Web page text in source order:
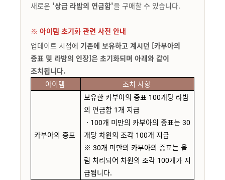
새로운 '상급 라밤의 연금함'을 구매할 수 있습니다.
※ 아이템 초기화 관련 사전 안내
업데이트 시점에 기존에 보유하고 계시던 [카부아의
증표 및 라밤의 인장]은 초기화되며 아래와 같이
조치됩니다.
아이템
조치 사항
카부아의 증표
보유한 카부아의 증표 100개당 라밤
의 연금함 1개 지급
ㆍ 100개 미만의 카부아의 증표는 30
개당 차원의 조각 100개 지급
※ 30개 미만의 카부아의 증표는 올
림 처리되어 차원의 조각 100개가 지
급됩니다.